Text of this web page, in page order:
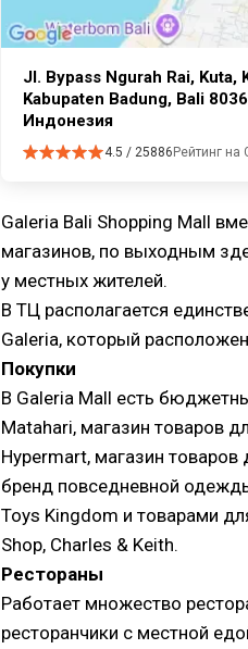
Jl. Bypass Ngurah Rai, Kuta,
Kabupaten Badung, Bali
Индонезия
4.5 / 25886Рейтинг на
Galeria Bali Shopping Mall
магазинов, по выходным
у местных жителей.
В ТЦ располагается
Galeria, который
Покупки
В Galeria Mall есть
Matahari, магазин товаров
Hypermart, магазин
бренд повседневной
Toys Kingdom и товарами
Shop, Charles & Keith.
Рестораны
Работает множество
ресторанчики с местной